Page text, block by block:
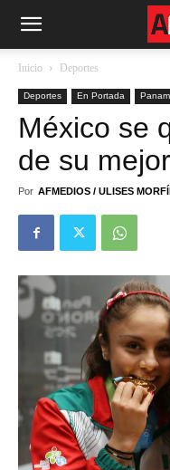
Inicio Deportes
Deportes En Portada
México se
de su
Por AFMEDIOS / ULISES